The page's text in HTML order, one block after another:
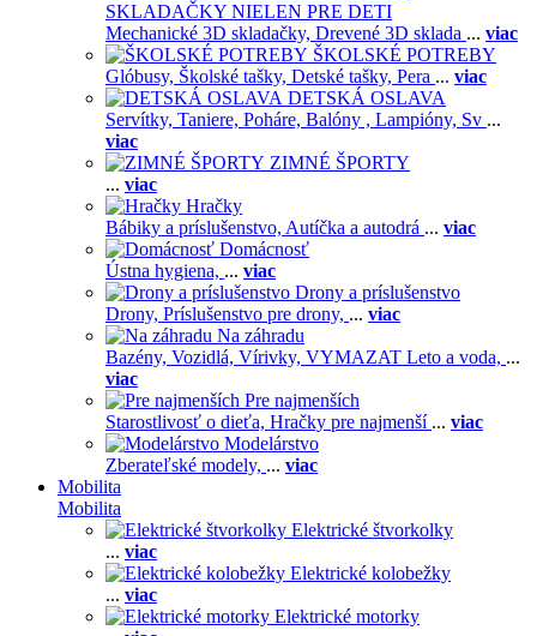
SKLADAČKY NIELEN PRE DETI
Mechanické 3D skladačky, Drevené 3D sklada ... viac
ŠKOLSKÉ POTREBY
Glóbusy, Školské tašky, Detské tašky, Pera ... viac
DETSKÁ OSLAVA
Servítky, Taniere, Poháre, Balóny , Lampióny, Sv ...
viac
ZIMNÉ ŠPORTY
... viac
Hračky
Bábiky a príslušenstvo, Autíčka a autodrá ... viac
Domácnosť
Ústna hygiena, ... viac
Drony a príslušenstvo
Drony, Príslušenstvo pre drony, ... viac
Na záhradu
Bazény, Vozidlá, Vírivky, VYMAZAT Leto a voda, ...
viac
Pre najmenších
Starostlivosť o dieťa, Hračky pre najmenší ... viac
Modelárstvo
Zberateľské modely, ... viac
Mobilita
Mobilita
Elektrické štvorkolky
... viac
Elektrické kolobežky
... viac
Elektrické motorky